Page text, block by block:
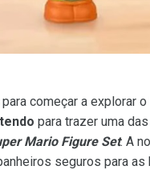
começar a explorar o
para trazer uma
Mario Figure Set. A
seguros para